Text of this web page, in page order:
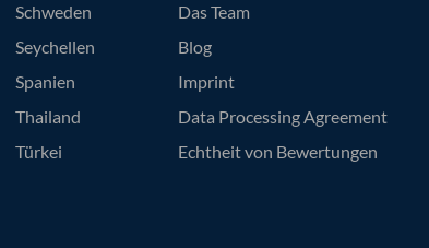
Schweden
Seychellen
Spanien
Thailand
Türkei
Das Team
Blog
Imprint
Data Processing Agreement
Echtheit von Bewertungen